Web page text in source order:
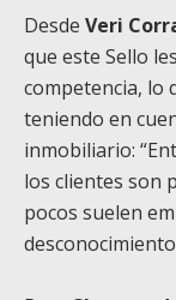
Desde Veri
que este Sello
competencia, lo
teniendo en
inmobiliario:
los clientes son
pocos suelen